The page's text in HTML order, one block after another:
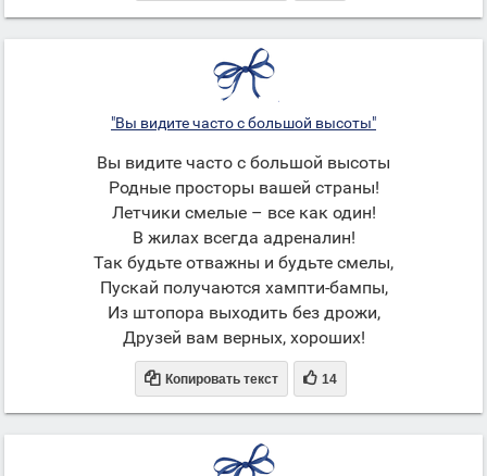
"Вы видите часто с большой высоты"
Вы видите часто с большой высоты
Родные просторы вашей страны!
Летчики смелые – все как один!
В жилах всегда адреналин!
Так будьте отважны и будьте смелы,
Пускай получаются хампти-бампы,
Из штопора выходить без дрожи,
Друзей вам верных, хороших!
 Копировать текст  14